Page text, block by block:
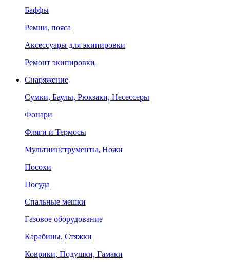
Баффы
Ремни, пояса
Аксессуары для экипировки
Ремонт экипировки
Снаряжение
Сумки, Баулы, Рюкзаки, Несессеры
Фонари
Фляги и Термосы
Мультиинструменты, Ножи
Посохи
Посуда
Спальные мешки
Газовое оборудование
Карабины, Стяжки
Коврики, Подушки, Гамаки